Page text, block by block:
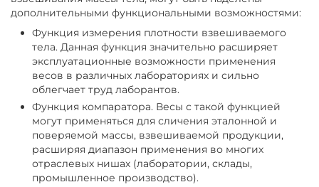
дополнительными функциональными возможностями:
Функция измерения плотности взвешиваемого
тела. Данная функция значительно расширяет
эксплуатационные возможности применения
весов в различных лабораториях и сильно
облегчает труд лаборантов.
Функция компаратора. Весы с такой функцией
могут применяться для сличения эталонной и
поверяемой массы, взвешиваемой продукции,
расширяя диапазон применения во многих
отраслевых нишах (лаборатории, склады,
промышленное производство).